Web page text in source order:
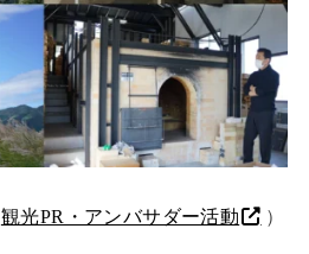
観光PR・アンバサダー活動 ）